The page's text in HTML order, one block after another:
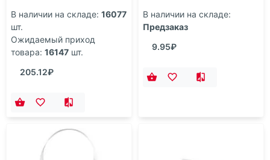
В наличии на складе: 16077
шт.
Ожидаемый приход
товара: 16147 шт.
205.12₽
В наличии на складе:
Предзаказ
9.95₽